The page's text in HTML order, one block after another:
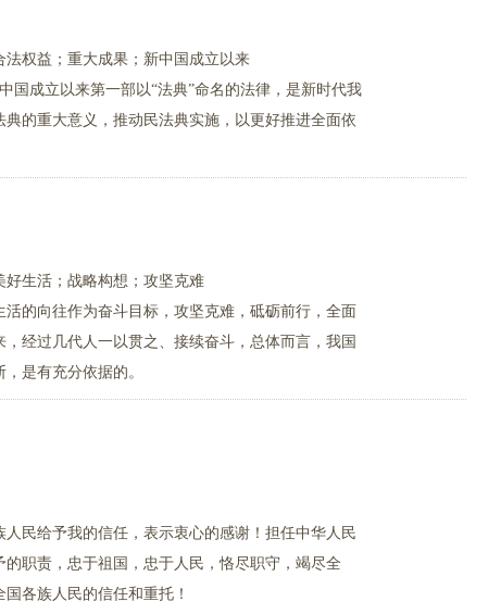
权益；重大成果；新中国成立以来
国成立以来第一部以“法典”命名的法律，是新时代我
的重大意义，推动民法典实施，以更好推进全面依
生活；战略构想；攻坚克难
的向往作为奋斗目标，攻坚克难，砥砺前行，全面
经过几代人一以贯之、接续奋斗，总体而言，我国
是有充分依据的。
民给予我的信任，表示衷心的感谢！担任中华人民
职责，忠于祖国，忠于人民，恪尽职守，竭尽全
各族人民的信任和重托！